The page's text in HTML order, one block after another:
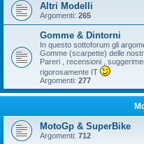
Altri Modelli
Argomenti: 265
Gomme & Dintorni
In questo sottoforum gli
Gomme (scarpette) delle
Pareri , recensioni ,
rigorosamente IT
Argomenti: 277
MotoGp & SuperBike
Argomenti: 712